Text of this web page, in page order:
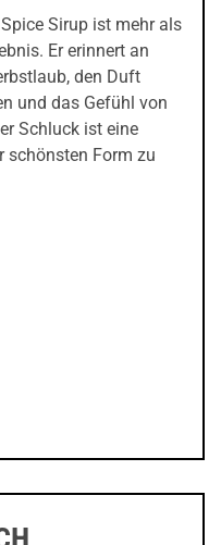
Sirup ist mehr als
Er erinnert an
den Duft
und das Gefühl von
Schluck ist eine
schönsten Form zu